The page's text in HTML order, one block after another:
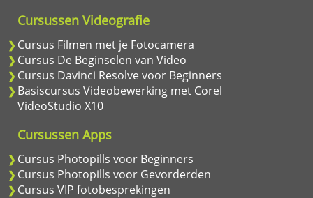
Cursussen Videografie
Cursus Filmen met je Fotocamera
Cursus De Beginselen van Video
Cursus Davinci Resolve voor Beginners
Basiscursus Videobewerking met Corel
VideoStudio X10
Cursussen Apps
Cursus Photopills voor Beginners
Cursus Photopills voor Gevorderden
Cursus VIP fotobesprekingen